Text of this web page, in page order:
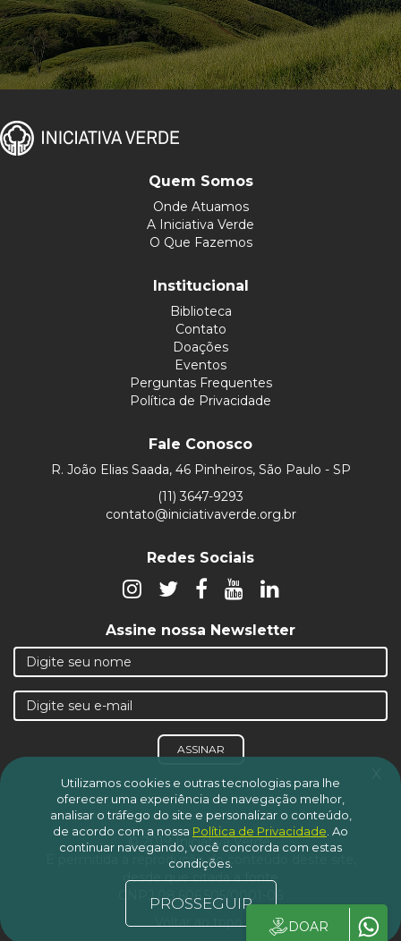
Quem Somos
Onde Atuamos
A Iniciativa Verde
O Que Fazemos
Institucional
Biblioteca
Contato
Doações
Eventos
Perguntas Frequentes
Política de Privacidade
Fale Conosco
R. João Elias Saada, 46 Pinheiros, São Paulo - SP
(11) 3647-9293
contato@iniciativaverde.org.br
Redes Sociais
Assine nossa Newsletter
ASSINAR
© 2019 Iniciativa Verde.
É permitida a reprodução do conteúdo deste site,
desde que citada a fonte
CNPJ 08.606.505/0001-06
Voltar ao topo
x
Utilizamos cookies e outras tecnologias para lhe
oferecer uma experiência de navegação melhor,
analisar o tráfego do site e personalizar o conteúdo,
de acordo com a nossa Política de Privacidade Ao
continuar navegando, você concorda com estas
condições.
PROSSEGUIR
DOAR